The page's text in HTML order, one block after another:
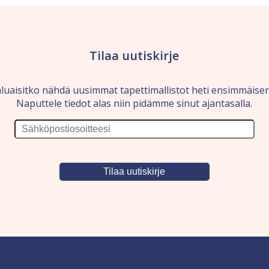
Tilaa uutiskirje
nähdä uusimmat tapettimallistot heti
Naputtele tiedot alas niin pidämme sinut ajantasalla.